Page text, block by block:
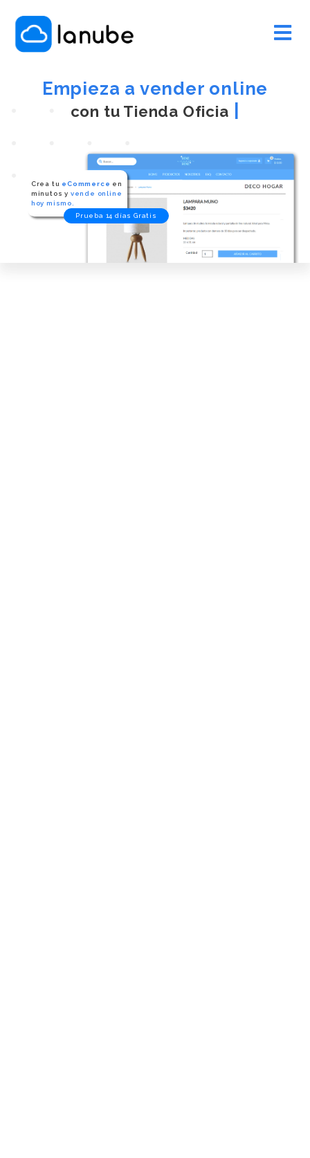
Empieza a vender online
con tu Tien |
Crea tu eCommerce en
minutos y vende online
hoy mismo.
Prueba 14 días Gratis